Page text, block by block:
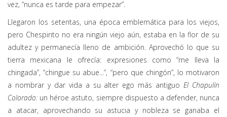
vez, “nunca es tarde para empezar”.
Llegaron los setentas, una época emblemática para los viejos,
pero Chespirito no era ningún viejo aún, estaba en la flor de su
adultez y permanecía lleno de ambición. Aprovechó lo que su
tierra mexicana le ofrecía: expresiones como “me lleva la
chingada”, “chingue su abue...”, “pero que chingón”, lo motivaron
a nombrar y dar vida a su alter ego más antiguo El Chapulín
Colorado: un héroe astuto, siempre dispuesto a defender, nunca
a atacar, aprovechando su astucia y nobleza se ganaba el